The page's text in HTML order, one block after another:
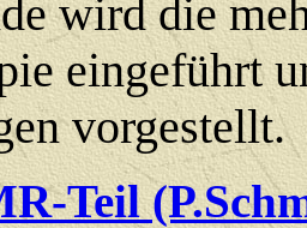
wird die
eingeführt
vorgestellt.
Teil